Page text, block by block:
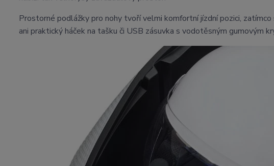
Prostorné podlážky pro nohy tvoří velmi komfortní jízdní pozici,
ani praktický háček na tašku či USB zásuvka s vodotěsným gumovým